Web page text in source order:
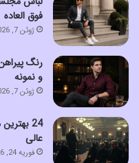
فوق العاده
ژوئن 7, 2026
و نمونه
ژوئن 7, 2026
عالی
فوریه 24, 2026